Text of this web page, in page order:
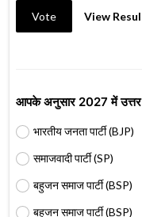
Vote View
आपके अनुसार 2027 में उत्तर
भारतीय जनता पार्टी (BJP)
समाजवादी पार्टी (SP)
बहुजन समाज पार्टी (BSP)
बहुजन समाज पार्टी (BSP)